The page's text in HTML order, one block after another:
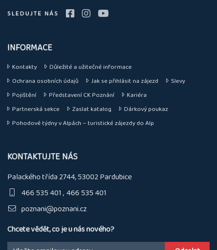
SLEDUJTE NÁS
INFORMACE
Kontakty
Důležité a užitečné informace
Ochrana osobních údajů
Jak se přihlásit na zájezd
Slevy
Pojištění
Představení CK Poznání
Kariéra
Partnerská sekce
Zaslat katalog
Dárkový poukaz
Pohodové týdny v Alpách – turistické zájezdy do Alp
KONTAKTUJTE NÁS
Palackého třída 2744, 53002 Pardubice
466 535 401 466 535 401
poznani@poznani.cz
Chcete vědět, co je u nás nového?
Email: